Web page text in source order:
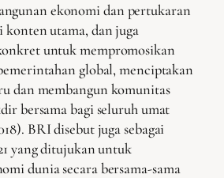
ekonomi dan pertukaran
konten utama, dan juga
untuk mempromosikan
global, menciptakan
dan membangun komunitas
bersama bagi seluruh umat
BRI disebut juga sebagai
yang ditujukan untuk
dunia secara bersama-sama